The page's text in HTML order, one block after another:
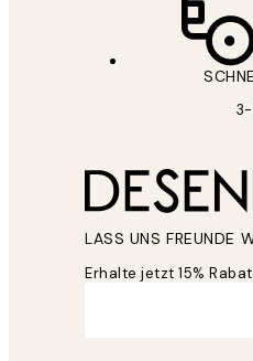
LASS UNS FREUNDE
Erhalte jetzt 15%